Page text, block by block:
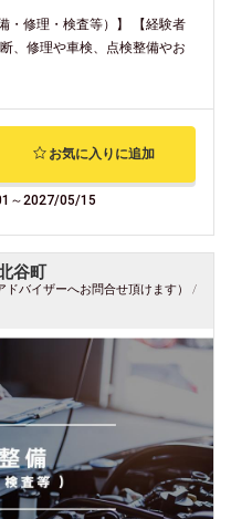
・修理・検査等）】 【経験者
、修理や車検、点検整備やお
お気に入りに追加
～2027/05/15
谷町
ドバイザーへお問合せ頂けます） /